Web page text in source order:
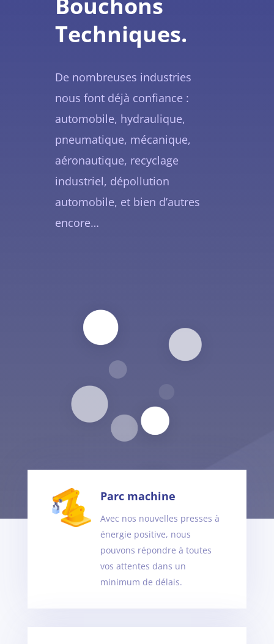
Techniques.
De nombreuses industries
nous font déjà confiance :
automobile, hydraulique,
pneumatique, mécanique,
aéronautique, recyclage
industriel, dépollution
automobile, et bien d’autres
encore…
Parc machine
Avec nos nouvelles presses à
énergie positive, nous
pouvons répondre à toutes
vos attentes dans un
minimum de délais.